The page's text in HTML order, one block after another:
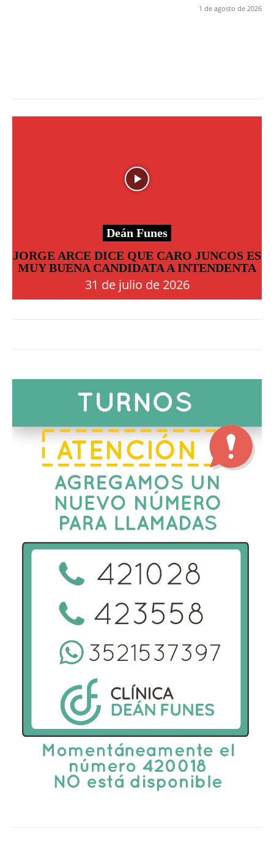
1 de agosto de 2026
Deán Funes
JORGE ARCE DICE QUE CARO JUNCOS ES
MUY BUENA CANDIDATA A INTENDENTA
31 de julio de 2026